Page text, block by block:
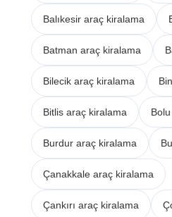
Balıkesir araç kiralama
Batman araç kiralama
Bilecik araç kiralama
Bitlis araç kiralama
Burdur araç kiralama
Çanakkale araç kiralama
Çankırı araç kiralama